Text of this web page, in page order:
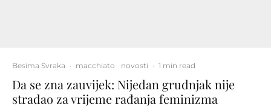
Besima Svraka · macchiato novosti · 1 min read
Da se zna zauvijek: Nijedan grudnjak nije
stradao za vrijeme rađanja feminizma